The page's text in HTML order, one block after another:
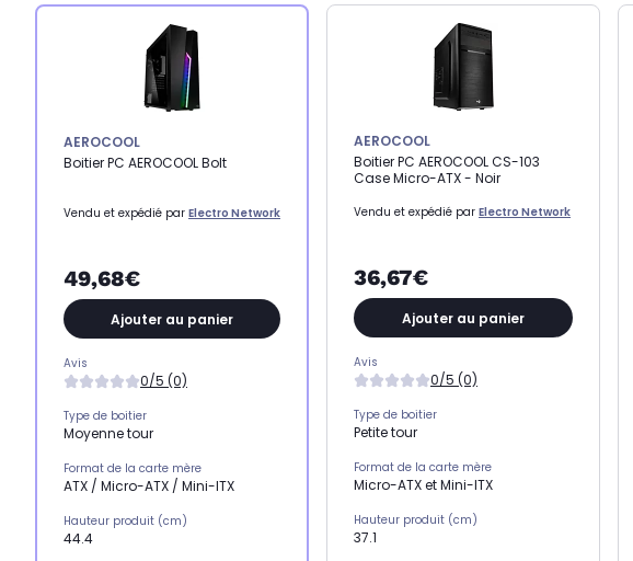
AEROCOOL
Boitier PC AEROCOOL Bolt
Vendu et expédié par Electro Network
49,68€
Ajouter au panier
Avis
0/5 (0)
Type de boitier
Moyenne tour
Format de la carte mère
ATX / Micro-ATX / Mini-ITX
Hauteur produit (cm)
44.4
AEROCOOL
Boitier PC AEROCOOL CS-103
Case Micro-ATX - Noir
Vendu et expédié par Electro Network
36,67€
Ajouter au panier
Avis
0/5 (0)
Type de boitier
Petite tour
Format de la carte mère
Micro-ATX et Mini-ITX
Hauteur produit (cm)
37.1